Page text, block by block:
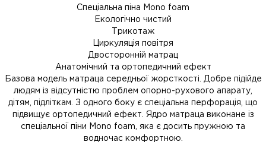
Спеціальна піна Mono foam
Екологічно чистий
Трикотаж
Циркуляція повітря
Двосторонній матрац
Анатомічний та ортопедичний ефект
Базова модель матраца середньої жорсткості. Добре підійде
людям із відсутністю проблем опорно-рухового апарату,
дітям, підліткам. З одного боку є спеціальна перфорація, що
підвищує ортопедичний ефект. Ядро матраца виконане із
спеціальної піни Mono foam, яка є досить пружною та
водночас комфортною.